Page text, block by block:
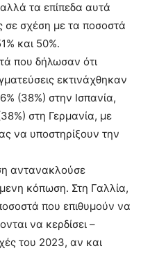
τα επίπεδα αυτά
σε σχέση με τα ποσοστά
και 50%.
που δήλωσαν ότι
εκτινάχθηκαν
(38%) στην Ισπανία,
στη Γερμανία, με
να υποστηρίξουν την
αντανακλούσε
κόπωση. Στη Γαλλία,
που επιθυμούν να
να κερδίσει –
του 2023, αν και